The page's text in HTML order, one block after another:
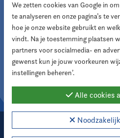
Aanmelden
Volg ons
2026 Nederlandse
We zetten cookies van Google in
te analyseren en onze pagina’s te
hoe je onze website gebruikt en
vindt. Na je toestemming plaatsen
partners voor socialmedia- en
gewenst kun je jouw voorkeuren
instellingen beheren’.
Alle cookies